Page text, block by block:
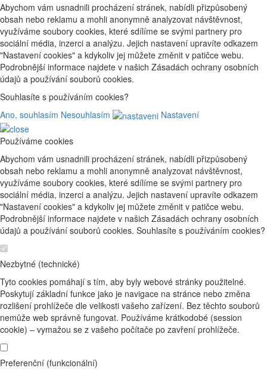
Abychom vám usnadnili procházení stránek, nabídli přizpůsobený
obsah nebo reklamu a mohli anonymně analyzovat návštěvnost,
využíváme soubory cookies, které sdílíme se svými partnery pro
sociální média, inzerci a analýzu. Jejich nastavení upravíte odkazem
"Nastavení cookies" a kdykoliv jej můžete změnit v patičce webu.
Podrobnější informace najdete v našich Zásadách ochrany osobních
údajů a používání souborů cookies.
Souhlasíte s používáním cookies?
Ano, souhlasím Nesouhlasím Nastavení
Používáme cookies
Abychom vám usnadnili procházení stránek, nabídli přizpůsobený
obsah nebo reklamu a mohli anonymně analyzovat návštěvnost,
využíváme soubory cookies, které sdílíme se svými partnery pro
sociální média, inzerci a analýzu. Jejich nastavení upravíte odkazem
"Nastavení cookies" a kdykoliv jej můžete změnit v patičce webu.
Podrobnější informace najdete v našich Zásadách ochrany osobních
údajů a používání souborů cookies. Souhlasíte s používáním cookies?
Nezbytné (technické)
Tyto cookies pomáhají s tím, aby byly webové stránky použitelné.
Poskytují základní funkce jako je navigace na stránce nebo změna
rozlišení prohlížeče dle velikosti vašeho zařízení. Bez těchto souborů
nemůže web správně fungovat. Používáme krátkodobé (session
cookie) – vymažou se z vašeho počítače po zavření prohlížeče.
Preferenční (funkcionální)